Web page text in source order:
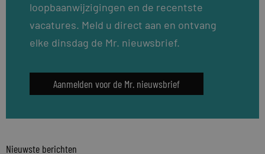
loopbaanwijzigingen en de recentste
vacatures. Meld u direct aan en ontvang
elke dinsdag de Mr. nieuwsbrief.
Aanmelden voor de Mr. nieuwsbrief
Nieuwste berichten